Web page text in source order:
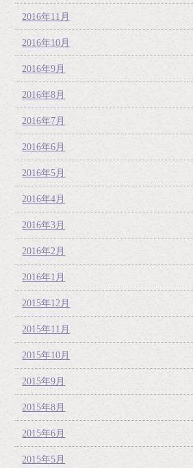
2016年11月
2016年10月
2016年9月
2016年8月
2016年7月
2016年6月
2016年5月
2016年4月
2016年3月
2016年2月
2016年1月
2015年12月
2015年11月
2015年10月
2015年9月
2015年8月
2015年6月
2015年5月